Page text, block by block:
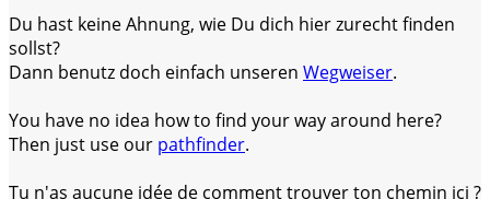
Du hast keine Ahnung, wie Du dich hier zurecht finden
sollst?
Dann benutz doch einfach unseren Wegweiser.
You have no idea how to find your way around here?
Then just use our pathfinder.
Tu n'as aucune idée de comment trouver ton chemin ici ?